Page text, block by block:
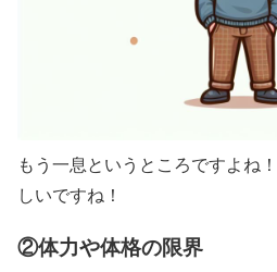
もう一息というところですよね
しいですね！
②体力や体格の限界